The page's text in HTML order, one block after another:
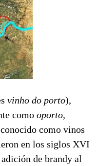
vinho do porto),
como oporto,
como vinos
en los siglos XVI
de brandy al